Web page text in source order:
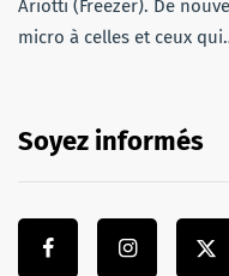
Ariotti (Freezer). De
micro à celles et ceux
Soyez informés